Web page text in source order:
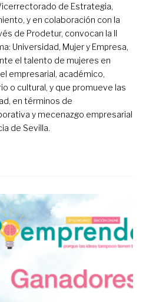
de Estrategia,
y en colaboración con la
de Prodetur, convocan la II
Universidad, Mujer y Empresa,
el talento de mujeres en
empresarial, académico,
o cultural, y que promueve las
en términos de
y mecenazgo empresarial
de Sevilla.